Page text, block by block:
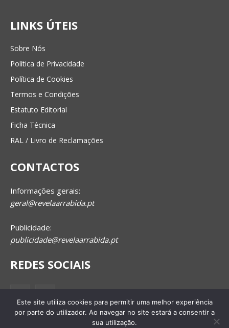
LINKS ÚTEIS
Sobre Nós
Política de Privacidade
Política de Cookies
Termos e Condições
Estatuto Editorial
Ficha Técnica
RAL / Livro de Reclamações
CONTACTOS
Informações gerais:
geral@revelaarrabida.pt
Publicidade:
publicidade@revelaarrabida.pt
REDES SOCIAIS
Este site utiliza cookies para permitir uma melhor experiência
por parte do utilizador. Ao navegar no site estará a consentir a
sua utilização.